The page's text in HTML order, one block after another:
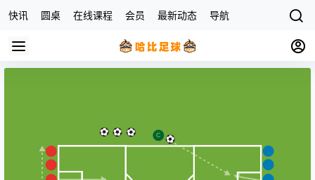
快讯 圆桌 在线课程 会员 最新动态 导航